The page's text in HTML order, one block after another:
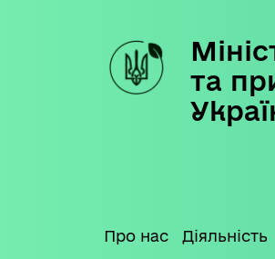
та
Про нас Діяльність